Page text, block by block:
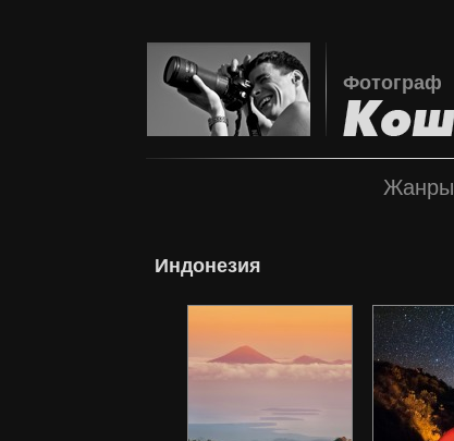
Фотограф
Жанры
Индонезия